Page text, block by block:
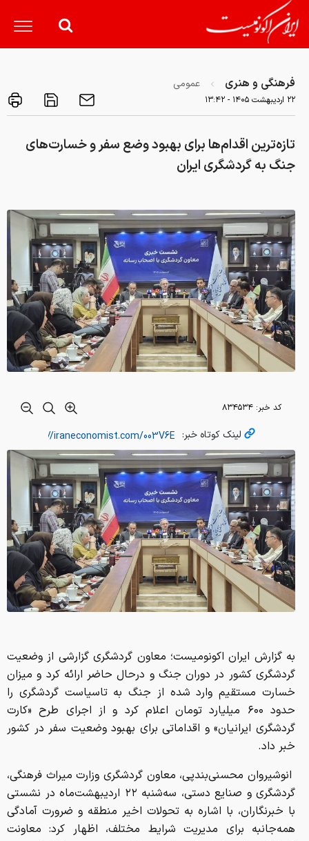
فرهنگی و هنری عمومی
۲۲ ارديبهشت ۱۴۰۵ - ۱۳:۴۲
تازه‌ترین اقدام‌ها برای بهبود وضع سفر و خسارت‌های
جنگ به گردشگری ایران
کد خبر: ۸۳۴۵۳۴
لینک کوتاه خبر:
به گزارش ایران اکونومیست؛ معاون گردشگری گزارشی از وضعیت
گردشگری کشور در دوران جنگ و درحال حاضر ارائه کرد و میزان
خسارت مستقیم وارد شده از جنگ به تاسیاست گردشگری را
حدود ۶۰۰ میلیارد تومان اعلام کرد و از اجرای طرح «کارت
گردشگری ایرانیان» و اقداماتی برای بهبود وضعیت سفر در کشور
خبر داد.
انوشیروان محسنی‌بندپی، معاون گردشگری وزارت میراث‌ فرهنگی،
گردشگری و صنایع‌ دستی، سه‌شنبه ۲۲ اردیبهشت‌ماه در نشستی
با خبرنگاران، با اشاره به تحولات اخیر منطقه و ضرورت آمادگی
همه‌جانبه برای مدیریت شرایط مختلف، اظهار کرد: معاونت